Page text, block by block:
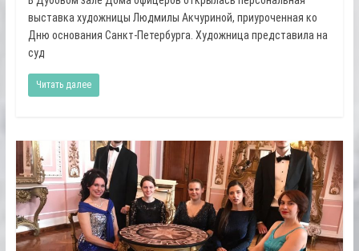
выставка художницы Людмилы Акчуриной, приуроченная ко
Дню основания Санкт-Петербурга. Художница представила на
суд
Читать далее